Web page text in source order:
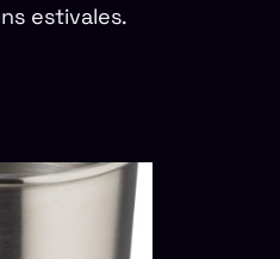
estivales.